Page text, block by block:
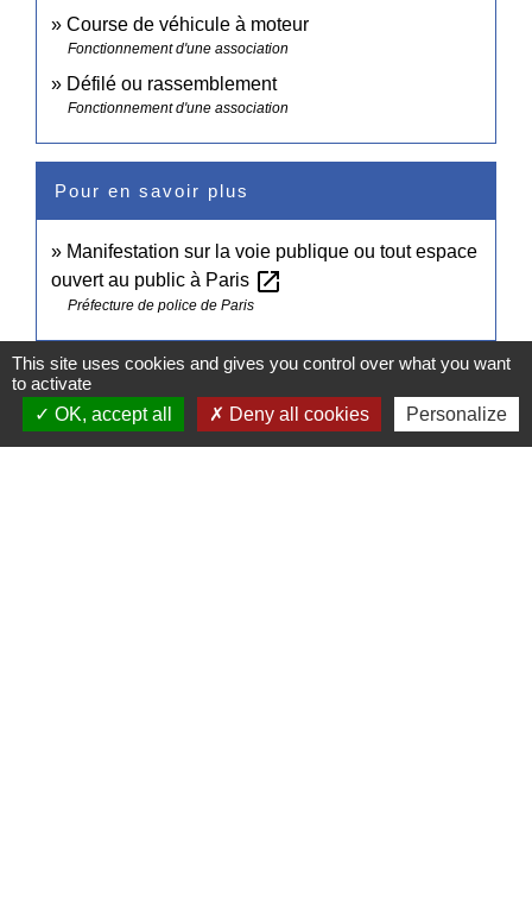
Course de véhicule à moteur
Fonctionnement d'une association
Défilé ou rassemblement
Fonctionnement d'une association
Pour en savoir plus
Manifestation sur la voie publique ou tout espace
ouvert au public à Paris open_in_new
Préfecture de police de Paris
Signaler une erreur sur cette page
This site uses cookies and gives you control over what you want
to activate
OK, accept all
Deny all cookies Personalize